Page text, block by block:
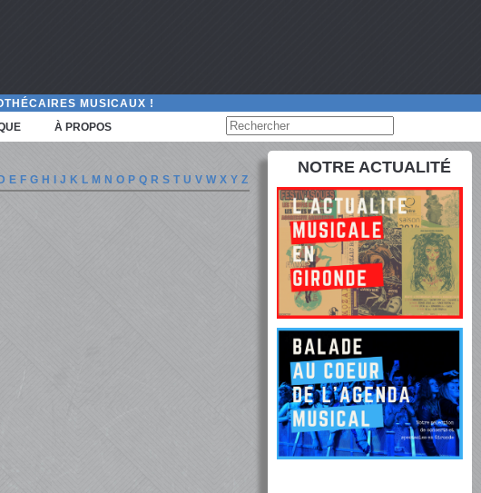
MUSICAUX !
À PROPOS
E F G H I J K L M N O P Q R S T U V W X Y Z
NOTRE ACTUALITÉ